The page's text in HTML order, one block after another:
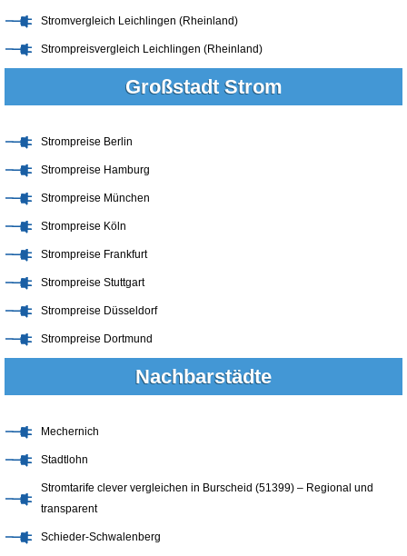
Stromvergleich Leichlingen (Rheinland)
Strompreisvergleich Leichlingen (Rheinland)
Großstadt Strom
Strompreise Berlin
Strompreise Hamburg
Strompreise München
Strompreise Köln
Strompreise Frankfurt
Strompreise Stuttgart
Strompreise Düsseldorf
Strompreise Dortmund
Nachbarstädte
Mechernich
Stadtlohn
Stromtarife clever vergleichen in Burscheid (51399) – Regional und
transparent
Schieder-Schwalenberg